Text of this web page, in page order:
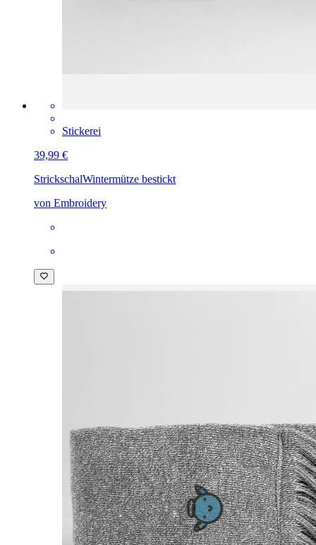
Stickerei
39,99 €
StrickschalWintermütze bestickt
von Embroidery